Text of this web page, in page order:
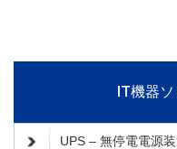
IT機器
UPS – 無停電電源